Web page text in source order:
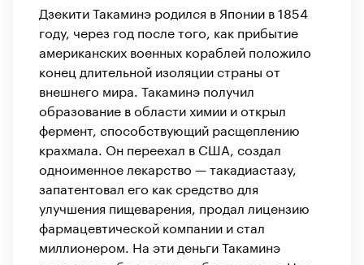
Дзекити Такаминэ родился в Японии в 1854
году, через год после того, как прибытие
американских военных кораблей положило
конец длительной изоляции страны от
внешнего мира. Такаминэ получил
образование в области химии и открыл
фермент, способствующий расщеплению
крахмала. Он переехал в США, создал
одноименное лекарство — такадиастазу,
запатентовал его как средство для
улучшения пищеварения, продал лицензию
фармацевтической компании и стал
миллионером. На эти деньги Такаминэ